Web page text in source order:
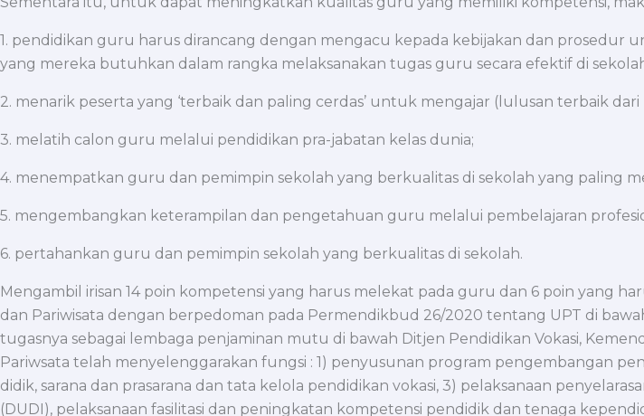
1. pendidikan guru harus dirancang dengan mengacu kepada kebijakan dan
yang mereka butuhkan dalam rangka melaksanakan tugas guru secara efektif di
2. menarik peserta yang ‘terbaik dan paling cerdas’ untuk mengajar (lulusan terbaik
3. melatih calon guru melalui pendidikan pra-jabatan kelas dunia;
4. menempatkan guru dan pemimpin sekolah yang berkualitas di sekolah yang paling
5. mengembangkan keterampilan dan pengetahuan guru melalui pembelajaran
6. pertahankan guru dan pemimpin sekolah yang berkualitas di sekolah.
Mengambil irisan 14 poin kompetensi yang harus melekat pada guru dan 6 poin yang
dan Pariwisata dengan berpedoman pada Permendikbud 26/2020 tentang UPT di
tugasnya sebagai lembaga penjaminan mutu di bawah Ditjen Pendidikan Vokasi,
Pariwsata telah menyelenggarakan fungsi : 1) penyusunan program pengembangan
didik, sarana dan prasarana dan tata kelola pendidikan vokasi, 3) pelaksanaan
(DUDI), pelaksanaan fasilitasi dan peningkatan kompetensi pendidik dan tenaga